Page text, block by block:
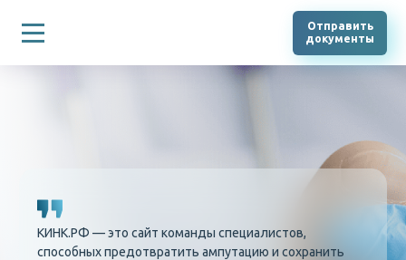
Отправить
документы
КИНК.РФ — это сайт команды специалистов,
способных предотвратить ампутацию и сохранить